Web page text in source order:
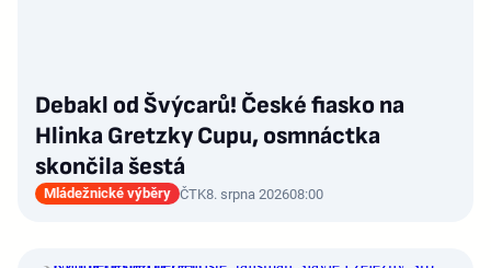
Debakl od Švýcarů! České fiasko na
Hlinka Gretzky Cupu, osmnáctka
skončila šestá
Mládežnické výběry ČTK8. srpna 202608:00